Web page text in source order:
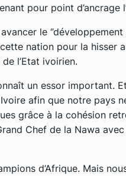
pour point d’ancrage
le
nation pour la hisser
l’Etat ivoirien.
un essor important.
afin que notre pays
grâce à la cohésion
Chef de la Nawa
d’Afrique. Mais